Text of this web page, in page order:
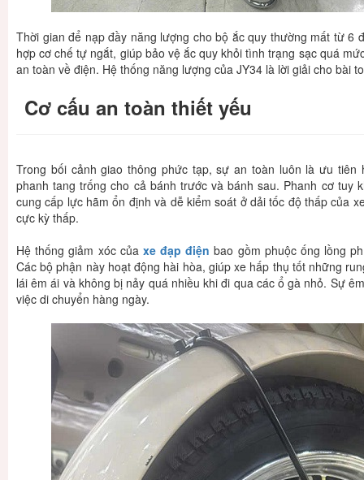
Thời gian để nạp đầy năng lượng cho bộ ắc quy thường mất từ 6
hợp cơ chế tự ngắt, giúp bảo vệ ắc quy khỏi tình trạng sạc quá
an toàn về điện. Hệ thống năng lượng của JY34 là lời giải cho bài
Cơ cấu an toàn thiết yếu
Trong bối cảnh giao thông phức tạp, sự an toàn luôn là ưu tiên
phanh tang trống cho cả bánh trước và bánh sau. Phanh cơ tuy
cung cấp lực hãm ổn định và dễ kiểm soát ở dải tốc độ thấp của
cực kỳ thấp.
Hệ thống giảm xóc của xe đạp điện bao gồm phuộc ống lồng
Các bộ phận này hoạt động hài hòa, giúp xe hấp thụ tốt những
lái êm ái và không bị nảy quá nhiều khi đi qua các ổ gà nhỏ. Sự
việc di chuyển hàng ngày.